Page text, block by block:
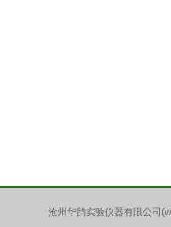
沧州华韵实验仪器有限公司